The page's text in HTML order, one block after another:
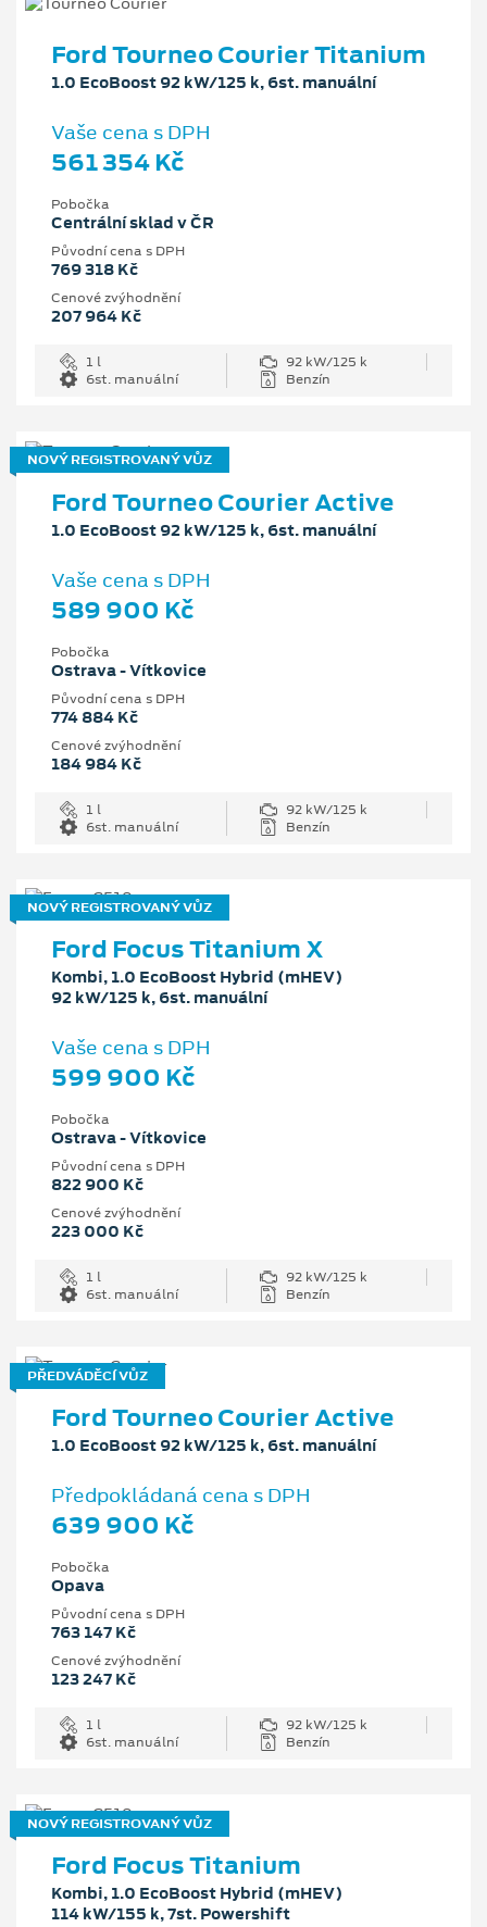
Ford Tourneo Courier Titanium
1.0 EcoBoost 92 kW/125 k, 6st. manuální
Vaše cena s DPH
561 354 Kč
Pobočka
Centrální sklad v ČR
Původní cena s DPH
769 318 Kč
Cenové zvýhodnění
207 964 Kč
1 l
92 kW/125 k
6st. manuální
Benzín
NOVÝ REGISTROVANÝ VŮZ
Ford Tourneo Courier Active
1.0 EcoBoost 92 kW/125 k, 6st. manuální
Vaše cena s DPH
589 900 Kč
Pobočka
Ostrava - Vítkovice
Původní cena s DPH
774 884 Kč
Cenové zvýhodnění
184 984 Kč
1 l
92 kW/125 k
6st. manuální
Benzín
NOVÝ REGISTROVANÝ VŮZ
Ford Focus Titanium X
Kombi, 1.0 EcoBoost Hybrid (mHEV)
92 kW/125 k, 6st. manuální
Vaše cena s DPH
599 900 Kč
Pobočka
Ostrava - Vítkovice
Původní cena s DPH
822 900 Kč
Cenové zvýhodnění
223 000 Kč
1 l
92 kW/125 k
6st. manuální
Benzín
PŘEDVÁDĚCÍ VŮZ
Ford Tourneo Courier Active
1.0 EcoBoost 92 kW/125 k, 6st. manuální
Předpokládaná cena s DPH
639 900 Kč
Pobočka
Opava
Původní cena s DPH
763 147 Kč
Cenové zvýhodnění
123 247 Kč
1 l
92 kW/125 k
6st. manuální
Benzín
NOVÝ REGISTROVANÝ VŮZ
Ford Focus Titanium
Kombi, 1.0 EcoBoost Hybrid (mHEV)
114 kW/155 k, 7st. Powershift